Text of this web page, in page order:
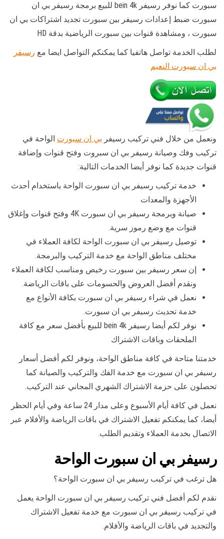
سبورت كما نوفر رسيفر bein 4k للبيع برمجة رسيفر بي ان
سبورت ضبط إعدادات رسيفر بين سبورت تجديد اشتراكات بي ان
سبورت ، ومشاهدة قنوات بين سبورت الرياضية بدقة HD
لطلب الخدمة تواصل هاتفيا كما يمكنكم التواصل ايضا مع رسيفر
بي ان سبورت النعيم
ونعمل من خلال فني تركيب رسيفر بي ان سبورت الواحة في
تركيب وفك وصيانة رسيفر بي ان سبروت وفتح قنوات وإضافة
قنوات جديدة كما نوفر أيضا الخدمات التالية:
خدمة تركيب رسيفر بي ان سبورت الواحة باستخدام أحدث
الأجهزة والمعدات
صيانة وبرمجة رسيفر بي ان سبورت 4K وفتح قنوات وإغلاق
قنوات مع وضع رموز سرية.
توصيل رسيفر بي ان سبورت الواحة لكافة العملاء في
مختلف مناطق الواحة مع خدمة التركيب والبرمجة.
إن سعر رسيفر بين سبورت رخيص ومناسب لكافة العملاء
ونقدم أفضل العروض والحسومات على باقات الرياضة.
نعمل في شراء رسيفر بي ان سبورت بكافة الأنواع مع
خدمة تحديث رسيفر بي ان سبورت.
نوفر لكم أيضا رسيفر bein 4k للبيع بأفضل سعر مع كافة
الملحقات وباقات الاشتراك
خدمتنا متاحة في كافة مناطق الواحة، ونوفر لكم أفضل أسعار
رسيفر بي ان سبورت مع خدمة الفك والتركيب والصيانة كما
تحصلون على حزمة الاشتراك الشهري المجاني عند التركيب.
نعمل في كافة أيام الأسبوع وعلى مدار 24 ساعة وفي أيام الحظر
أيضا، كما يمكنكم تفعيل الاشتراك في باقات الرياضة والأفلام عبر
الاتصال بخدمة العملاء وتقديم الطلب.
رسيفر بي ان سبورت الواحة
هل ترغب في تركيب رسيفر بي ان سبورت الواحة؟
نقدم لكم أفضل فني تركيب رسيفر بي ان سبورت الواحة يعمل
في تركيب رسيفر بي ان سبورت مع خدمة تفعيل الاشتراك
والتجديد في باقات الرياضة والأفلام.